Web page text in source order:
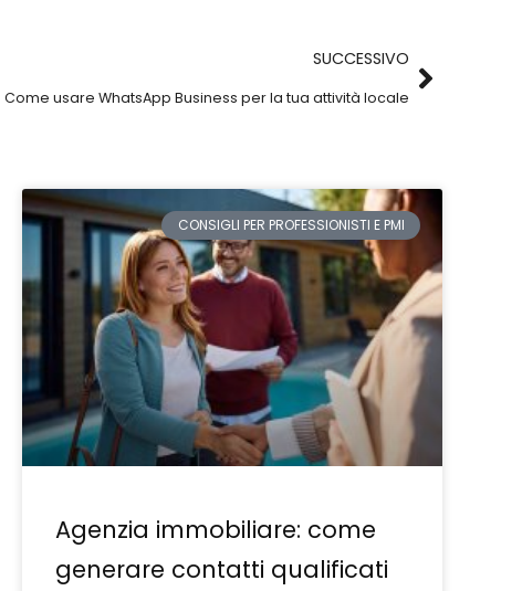
SUCCESSIVO
Come usare WhatsApp Business per la tua attività locale
CONSIGLI PER PROFESSIONISTI E PMI
Agenzia immobiliare: come
generare contatti qualificati